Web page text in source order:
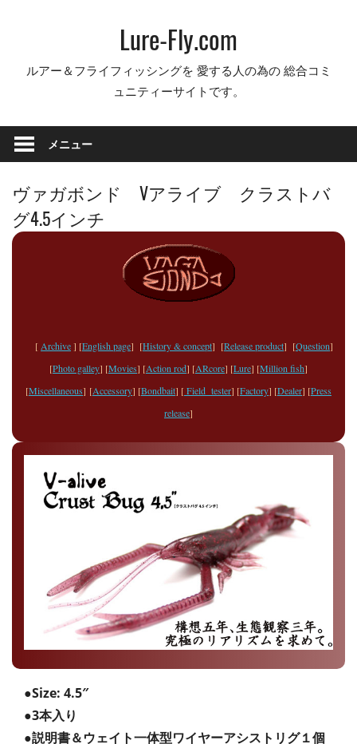
Lure-Fly.com
ルアー＆フライフィッシングを 愛する人の為の 総合コミ
ュニティーサイトです。
メニュー
ヴァガボンド Vアライブ クラストバ
グ4.5インチ
[ Archive] [English page] [History & concept] [Release product] [Question]
[Photo galley] [Movies] [Action rod] [ARcore] [Lure] [Million fish]
[Miscellaneous] [Accessory] [Bondbait] [Field tester] [Factory] [Dealer] [Press
release]
●Size: 4.5″
●3本入り
●説明書＆ウェイト一体型ワイヤーアシストリグ１個